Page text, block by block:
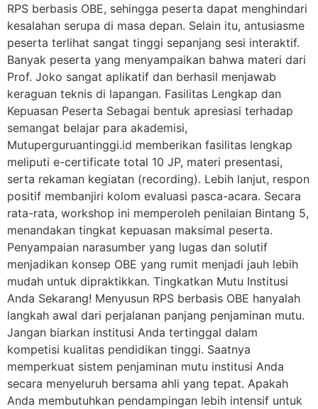
RPS berbasis OBE, sehingga peserta dapat menghindari
kesalahan serupa di masa depan. Selain itu, antusiasme
peserta terlihat sangat tinggi sepanjang sesi interaktif.
Banyak peserta yang menyampaikan bahwa materi dari
Prof. Joko sangat aplikatif dan berhasil menjawab
keraguan teknis di lapangan. Fasilitas Lengkap dan
Kepuasan Peserta Sebagai bentuk apresiasi terhadap
semangat belajar para akademisi,
Mutuperguruantinggi.id memberikan fasilitas lengkap
meliputi e-certificate total 10 JP, materi presentasi,
serta rekaman kegiatan (recording). Lebih lanjut, respon
positif membanjiri kolom evaluasi pasca-acara. Secara
rata-rata, workshop ini memperoleh penilaian Bintang 5,
menandakan tingkat kepuasan maksimal peserta.
Penyampaian narasumber yang lugas dan solutif
menjadikan konsep OBE yang rumit menjadi jauh lebih
mudah untuk dipraktikkan. Tingkatkan Mutu Institusi
Anda Sekarang! Menyusun RPS berbasis OBE hanyalah
langkah awal dari perjalanan panjang penjaminan mutu.
Jangan biarkan institusi Anda tertinggal dalam
kompetisi kualitas pendidikan tinggi. Saatnya
memperkuat sistem penjaminan mutu institusi Anda
secara menyeluruh bersama ahli yang tepat. Apakah
Anda membutuhkan pendampingan lebih intensif untuk